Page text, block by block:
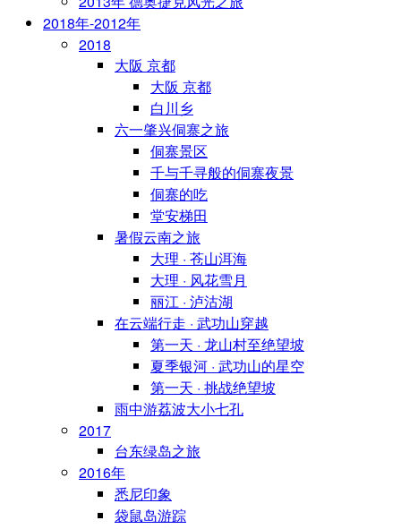
2018年-2012年
2018
大阪 京都
大阪 京都
白川乡
六一肇兴侗寨之旅
侗寨景区
千与千寻般的侗寨夜景
侗寨的吃
堂安梯田
暑假云南之旅
大理 · 苍山洱海
大理 · 风花雪月
丽江 · 泸沽湖
在云端行走 · 武功山穿越
第一天 · 龙山村至绝望坡
夏季银河 · 武功山的星空
第一天 · 挑战绝望坡
雨中游荔波大小七孔
2017
台东绿岛之旅
2016年
悉尼印象
袋鼠岛游踪